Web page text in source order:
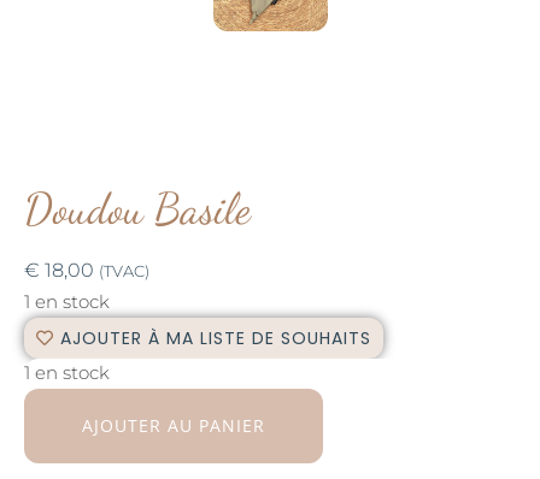
Doudou Basile
€ 18,00 (TVAC)
1 en stock
AJOUTER À MA LISTE DE SOUHAITS
1 en stock
AJOUTER AU PANIER